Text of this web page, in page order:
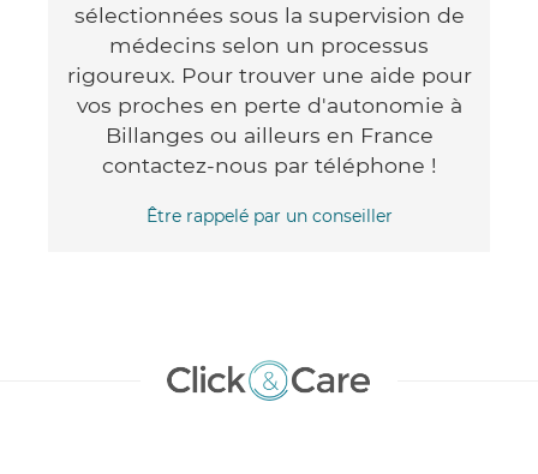
sélectionnées sous la supervision de
médecins selon un processus
rigoureux. Pour trouver une aide pour
vos proches en perte d'autonomie à
Billanges ou ailleurs en France
contactez-nous par téléphone !
Être rappelé par un conseiller